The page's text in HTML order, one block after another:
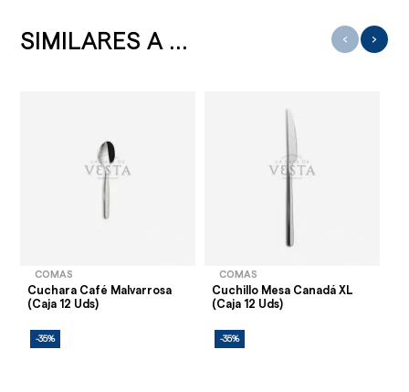
SIMILARES A ...
COMAS
Cuchara Café Malvarrosa
(Caja 12 Uds)
-35%
COMAS
Cuchillo Mesa Canadá XL
(Caja 12 Uds)
-35%
‹ ›